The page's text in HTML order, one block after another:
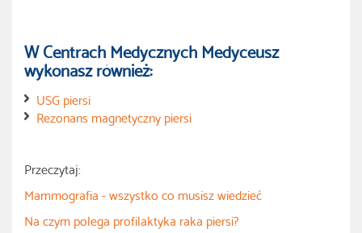
W Centrach Medycznych Medyceusz
wykonasz również:
USG piersi
Rezonans magnetyczny piersi
Przeczytaj:
Mammografia - wszystko co musisz wiedzieć
Na czym polega profilaktyka raka piersi?